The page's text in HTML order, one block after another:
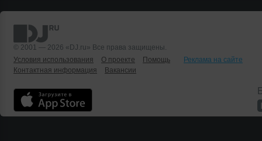
© 2001 — 2026 «DJ.ru» Все права защищены.
Условия использования
О проекте Помощь
Реклама на сайте
Контактная информация
Вакансии